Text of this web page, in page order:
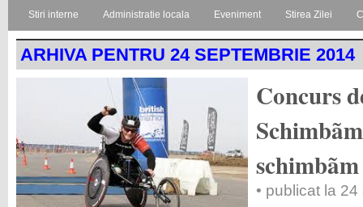
Stiri interne Administratie locala Eveniment Stirea Zilei
ARHIVA PENTRU 24 SEPTEMBRIE 2014
Concurs
• publicat la